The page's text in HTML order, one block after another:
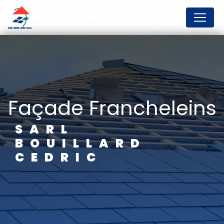
façade Francheleins
SARL
BOUILLARD
CEDRIC
Panneau de gestion des cookies